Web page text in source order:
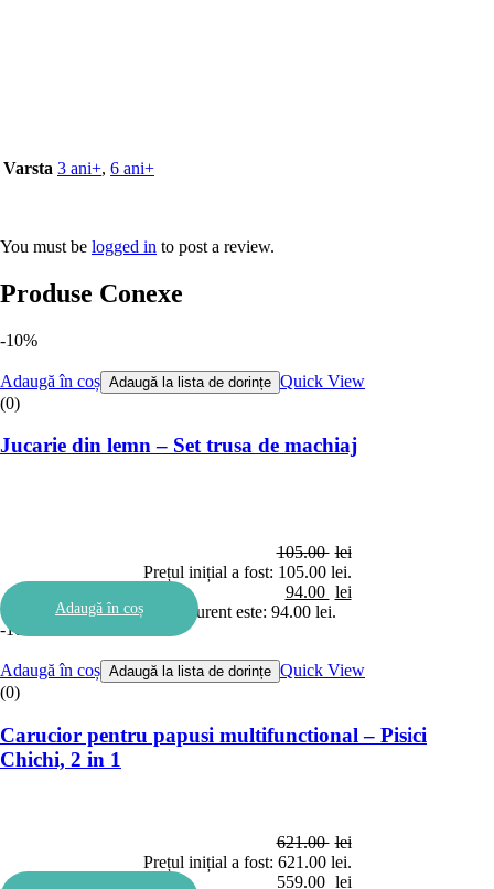
Varsta 3 ani+, 6 ani+
You must be logged in to post a review.
Produse Conexe
-10%
Adaugă în coș Adaugă la lista de dorințe Quick View
(0)
Jucarie din lemn – Set trusa de machiaj
105.00 lei
Prețul inițial a fost: 105.00 lei.
94.00 lei
Prețul curent este: 94.00 lei.
Adaugă în coș
-10%
Adaugă în coș Adaugă la lista de dorințe Quick View
(0)
Carucior pentru papusi multifunctional – Pisici
Chichi, 2 in 1
621.00 lei
Prețul inițial a fost: 621.00 lei.
559.00 lei